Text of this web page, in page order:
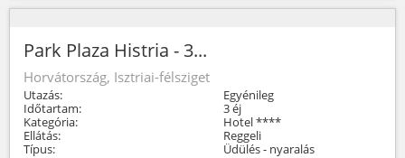
Park Plaza Histria - 3...
Horvátország, Isztriai-félsziget
Utazás:
Egyénileg
Időtartam:
3 éj
Kategória:
Hotel ****
Ellátás:
Reggeli
Típus:
Üdülés - nyaralás